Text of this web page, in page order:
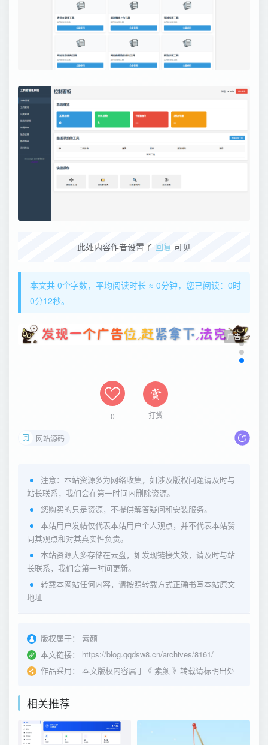
此处内容作者设置了 回复 可见
本文共 0个字数，平均阅读时长 ≈ 0分钟，您已阅读：0时
0分12秒。
广告
0 打赏
网站源码
注意：本站资源多为网络收集，如涉及版权问题请及时与
站长联系，我们会在第一时间内删除资源。
您购买的只是资源，不提供解答疑问和安装服务。
本站用户发帖仅代表本站用户个人观点，并不代表本站赞
同其观点和对其真实性负责。
本站资源大多存储在云盘，如发现链接失效，请及时与站
长联系，我们会第一时间更新。
转载本网站任何内容，请按照转载方式正确书写本站原文
地址
版权属于：
素颜
本文链接：
https://blog.qqdsw8.cn/archives/8161/
作品采用：
本文版权内容属于《 素颜 》转载请标明出处
相关推荐